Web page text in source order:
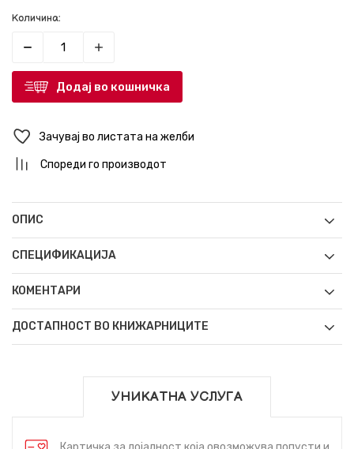
Количина:
Додај во кошничка
Зачувај во листата на желби
Спореди го производот
ОПИС
СПЕЦИФИКАЦИЈА
КОМЕНТАРИ
ДОСТАПНОСТ ВО КНИЖАРНИЦИТЕ
УНИКАТНА УСЛУГА